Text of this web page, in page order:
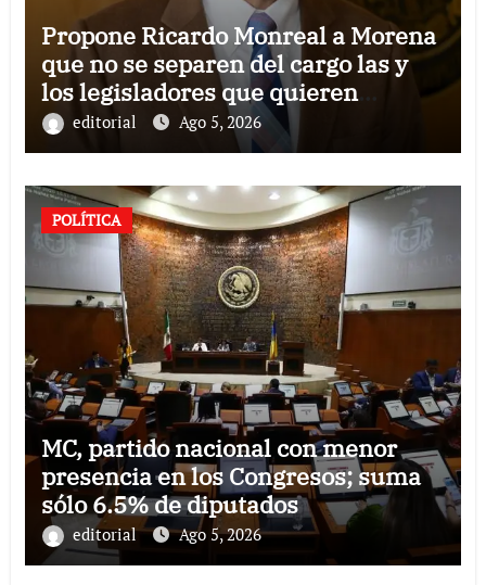
Propone Ricardo Monreal a Morena
que no se separen del cargo las y
los legisladores que quieren
reelegirse
editorial Ago 5, 2026
POLÍTICA
MC, partido nacional con menor
presencia en los Congresos; suma
sólo 6.5% de diputados
editorial Ago 5, 2026